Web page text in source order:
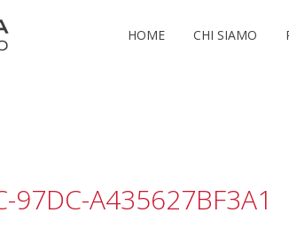
HOME CHI SIAMO
97DC-A435627BF3A1